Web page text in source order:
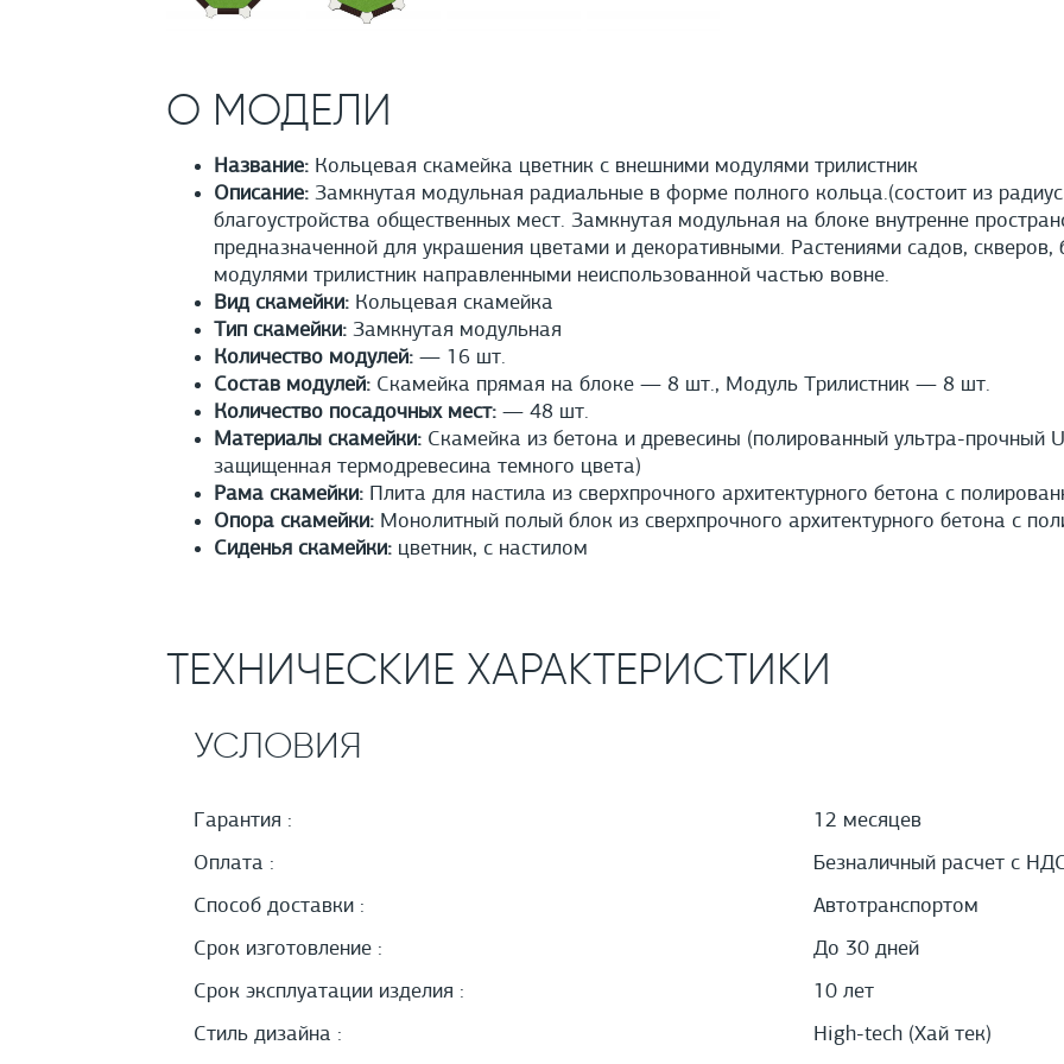
О МОДЕЛИ
Название: Кольцевая скамейка цветник с внешними модулями трилистник
Описание: Замкнутая модульная радиальные в форме полного кольца.(состоит из
благоустройства общественных мест. Замкнутая модульная на блоке внутренне
предназначенной для украшения цветами и декоративными. Растениями садов, скверов,
модулями трилистник направленными неиспользованной частью вовне.
Вид скамейки: Кольцевая скамейка
Тип скамейки: Замкнутая модульная
Количество модулей: — 16 шт.
Состав модулей: Скамейка прямая на блоке — 8 шт., Модуль Трилистник — 8 шт.
Количество посадочных мест: — 48 шт.
Материалы скамейки: Скамейка из бетона и древесины (полированный ультра-прочный
защищенная термодревесина темного цвета)
Рама скамейки: Плита для настила из сверхпрочного архитектурного бетона с
Опора скамейки: Монолитный полый блок из сверхпрочного архитектурного бетона с
Сиденья скамейки: цветник, с настилом
ТЕХНИЧЕСКИЕ ХАРАКТЕРИСТИКИ
УСЛОВИЯ
Гарантия :
12 месяцев
Оплата :
Безналичный расчет с
Способ доставки :
Автотранспортом
Срок изготовление :
До 30 дней
Срок эксплуатации изделия :
10 лет
Стиль дизайна :
High-tech (Хай тек)